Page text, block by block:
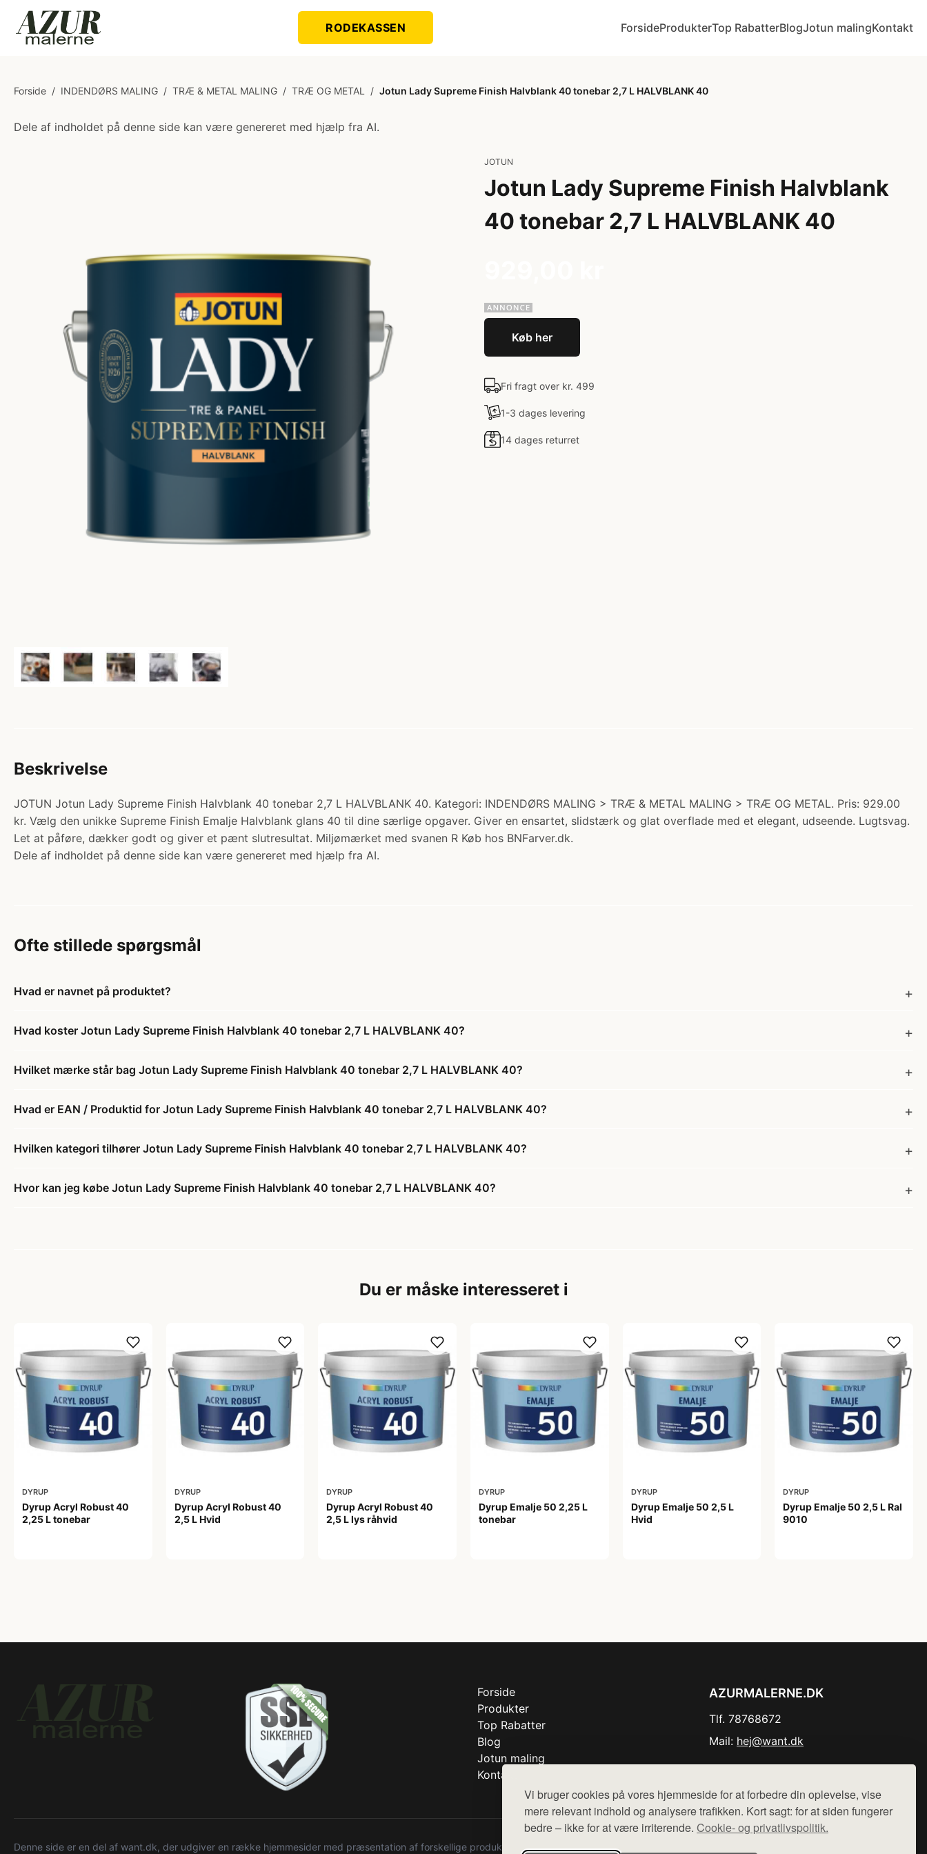
Vi bruger cookies på vores hjemmeside for at forbedre din oplevelse, vise
mere relevant indhold og analysere trafikken. Kort sagt: for at siden fungerer
bedre – ikke for at være irriterende. Cookie- og privatlivspolitik.
RODEKASSEN ForsideProdukterTop RabatterBlogJotun malingKontakt
Forside / INDENDØRS MALING / TRÆ & METAL MALING / TRÆ OG METAL / Jotun Lady Supreme Finish Halvblank 40 tonebar 2,7 L HALVBLANK 40
Dele af indholdet på denne side kan være genereret med hjælp fra AI.
JOTUN
Jotun Lady Supreme Finish Halvblank
40 tonebar 2,7 L HALVBLANK 40
Køb her
Fri fragt over kr. 499
1-3 dages levering
14 dages returret
Beskrivelse
JOTUN Jotun Lady Supreme Finish Halvblank 40 tonebar 2,7 L HALVBLANK 40. Kategori: INDENDØRS MALING > TRÆ & METAL MALING > TRÆ OG METAL. Pris: 929.00
kr. Vælg den unikke Supreme Finish Emalje Halvblank glans 40 til dine særlige opgaver. Giver en ensartet, slidstærk og glat overflade med et elegant, udseende. Lugtsvag.
Let at påføre, dækker godt og giver et pænt slutresultat. Miljømærket med svanen R Køb hos BNFarver.dk.
Dele af indholdet på denne side kan være genereret med hjælp fra AI.
Ofte stillede spørgsmål
Hvad er navnet på produktet?
Hvad koster Jotun Lady Supreme Finish Halvblank 40 tonebar 2,7 L HALVBLANK 40?
Hvilket mærke står bag Jotun Lady Supreme Finish Halvblank 40 tonebar 2,7 L HALVBLANK 40?
Hvad er EAN / Produktid for Jotun Lady Supreme Finish Halvblank 40 tonebar 2,7 L HALVBLANK 40?
Hvilken kategori tilhører Jotun Lady Supreme Finish Halvblank 40 tonebar 2,7 L HALVBLANK 40?
Hvor kan jeg købe Jotun Lady Supreme Finish Halvblank 40 tonebar 2,7 L HALVBLANK 40?
Du er måske interesseret i
DYRUP
Dyrup Acryl Robust 40
2,25 L tonebar
DYRUP
Dyrup Acryl Robust 40
2,5 L Hvid
DYRUP
Dyrup Acryl Robust 40
2,5 L lys råhvid
DYRUP
Dyrup Emalje 50 2,25 L
tonebar
DYRUP
Dyrup Emalje 50 2,5 L
Hvid
DYRUP
Dyrup Emalje 50 2,5 L Ral
9010
Forside
Produkter
Top Rabatter
Blog
Jotun maling
Kontakt
AZURMALERNE.DK
Tlf. 78768672
Mail: hej@want.dk
Denne side er en del af want.dk, der udgiver en række hjemmesider med præsentation af forskellige produkter fra diverse webshops. Der sælges ikke varer fra denne side - vi henviser til de shops,